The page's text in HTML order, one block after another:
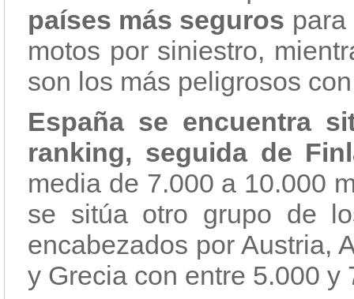
países más seguros para
motos por siniestro,
son los más peligrosos
España se encuentra
ranking, seguida de
media de 7.000 a 10.000
se sitúa otro grupo de
encabezados por Austria,
y Grecia con entre 5.000 y